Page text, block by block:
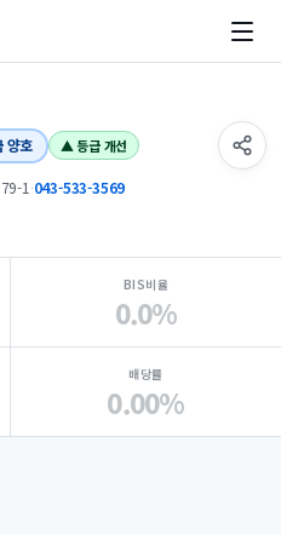
양호 ▲ 등급 개선
1 ·043-533-3569
BIS비율
0.0%
배당률
0.00%